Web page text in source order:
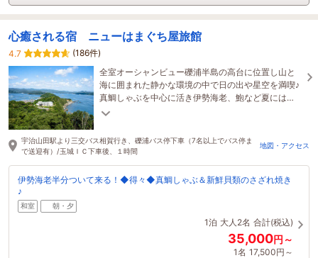
心癒される宿 ニューはまぐち屋旅館
4.7
(186件)
全室オーシャンビュー礫浦半島の高台に位置し山と
海に囲まれた静かな環境の中で日の出や星空を満喫♪
真鯛しゃぶを中心に活き伊勢海老、鮑など夏には
BBQや花火などアウトドアも海と山が織りなす眺望
宇治山田駅より三交バス相賀行き、礫浦バス停下車（7名以上でバス停ま
で送迎有）/玉城ＩＣ下車後、１時間
地図・アクセス
伊勢海老半分ついて来る！◆得々◆真鯛しゃぶ＆新鮮貝類のさざれ焼き
♪
和室 朝・夕
1泊 大人2名 合計(税込)
35,000円～
1名 17,500円～